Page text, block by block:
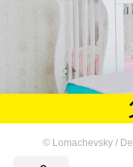
© Lomachevsky /